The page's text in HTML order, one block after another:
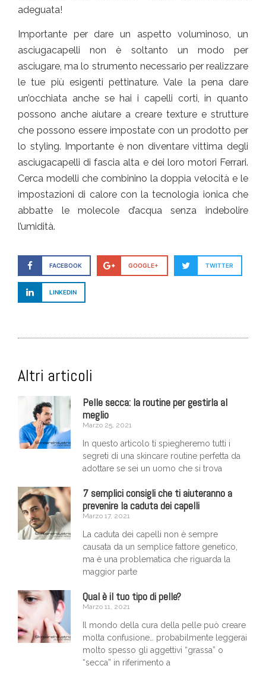
adeguata!
Importante per dare un aspetto voluminoso, un
asciugacapelli non è soltanto un modo per
asciugare, ma lo strumento necessario per realizzare
le tue più esigenti pettinature. Vale la pena dare
un’occhiata anche se hai i capelli corti, in quanto
possono anche aiutare a creare texture e strutture
che possono essere impostate con un prodotto per
lo styling. Importante è non diventare vittima degli
asciugacapelli di fascia alta e dei loro motori Ferrari.
Cerca modelli che combinino la doppia velocità e le
impostazioni di calore con la tecnologia ionica che
abbatte le molecole d’acqua senza indebolire
l’umidità.
FACEBOOK GOOGLE+ TWITTER
LINKEDIN
Altri articoli
Pelle secca: la routine per gestirla al
meglio
Marzo 25, 2021
In questo articolo ti spiegheremo tutti i
segreti di una skincare routine perfetta da
adottare se sei un uomo che si trova
7 semplici consigli che ti aiuteranno a
prevenire la caduta dei capelli
Marzo 17, 2021
La caduta dei capelli non è sempre
causata da un semplice fattore genetico,
ma è una problematica che riguarda la
maggior parte
Qual è il tuo tipo di pelle?
Marzo 11, 2021
Il mondo della cura della pelle può creare
molta confusione… probabilmente leggerai
molto spesso gli aggettivi “grassa” o
“secca” in riferimento a